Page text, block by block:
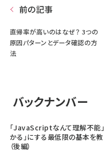
前の記事
直帰率が高いのはなぜ？ 3つの
原因パターンとデータ確認の方
法
バックナンバー
「JavaScriptなんて理解不能」
かる」にする最低限の基本を教
（後編）